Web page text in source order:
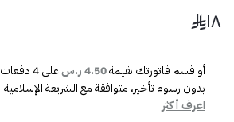
✅ المميزات:
🗝️5 مفاتيح عالية الجودة وسلسة التشغيل
📐حجم صغير مثالي للاستعمالات اليومية
١٨
أو قسم فاتورتك بقيمة4.50 ر.س على4دفعات
بدون رسوم تأخير، متوافقة مع الشريعة الإسلامية
اعرف أكثر